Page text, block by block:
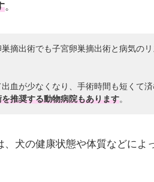
。
摘出術でも子宮卵巣摘出術と病気のリ
血が少なくなり、手術時間も短くて済
推奨する動物病院もあります。
犬の健康状態や体質などによ